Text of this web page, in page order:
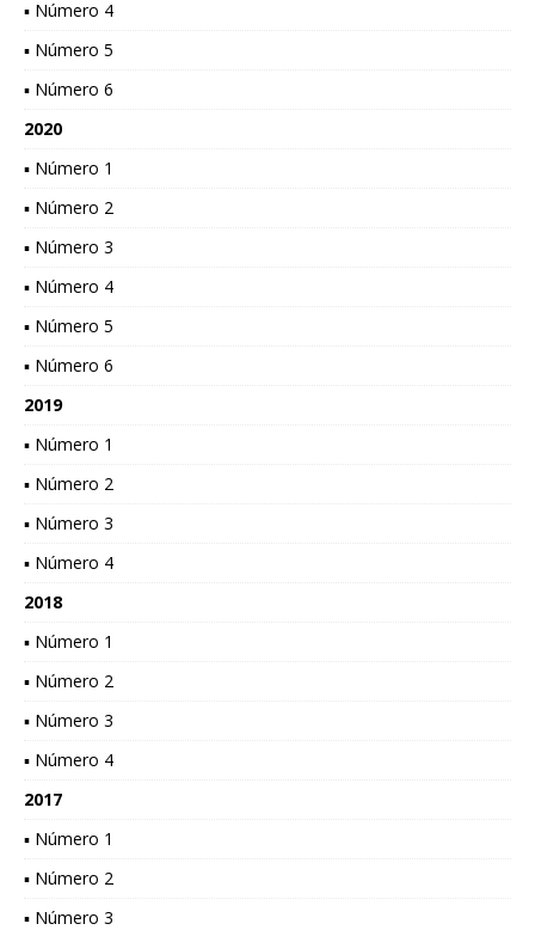
▪ Número 4
▪ Número 5
▪ Número 6
2020
▪ Número 1
▪ Número 2
▪ Número 3
▪ Número 4
▪ Número 5
▪ Número 6
2019
▪ Número 1
▪ Número 2
▪ Número 3
▪ Número 4
2018
▪ Número 1
▪ Número 2
▪ Número 3
▪ Número 4
2017
▪ Número 1
▪ Número 2
▪ Número 3